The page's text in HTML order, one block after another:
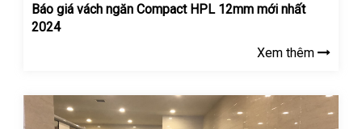
Báo giá vách ngăn Compact HPL 12mm mới nhất
2024
Xem thêm